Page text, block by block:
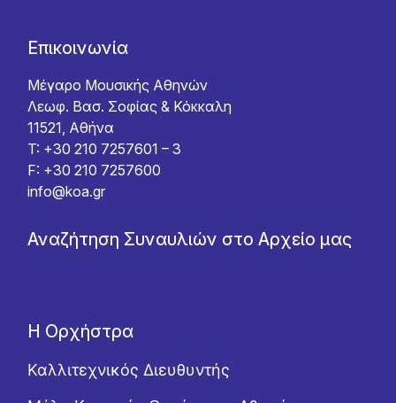
Επικοινωνία
Μέγαρο Μουσικής Αθηνών
Λεωφ. Βασ. Σοφίας & Κόκκαλη
11521, Αθήνα
T: +30 210 7257601 – 3
F: +30 210 7257600
info@koa.gr
Αναζήτηση Συναυλιών στο Αρχείο μας
Η Ορχήστρα
Καλλιτεχνικός Διευθυντής